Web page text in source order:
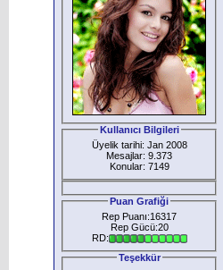
Kullanıcı Bilgileri
Üyelik tarihi: Jan 2008
Mesajlar: 9.373
Konular: 7149
Puan Grafiği
Rep Puanı:16317
Rep Gücü:20
RD:
Teşekkür